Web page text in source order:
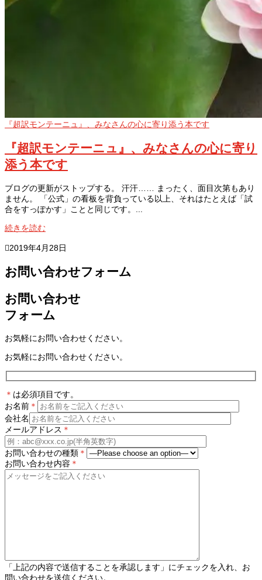
『超訳モンテーニュ』、みなさんの心に寄り添う本です
『超訳モンテーニュ』、みなさんの心に寄り
添う本です
ブログの更新がストップする。 汗汗…… まったく、面目次第もあり
ません。 「公式」の看板を背負っている以上、それはたとえば「試
合をすっぽかす」ことと同じです。...
続きを読む
2019年4月28日
お問い合わせフォーム
お問い合わせ
フォーム
お気軽にお問い合わせください。
お気軽にお問い合わせください。
＊ は必須項目です。
お名前 ＊
会社名
メールアドレス ＊
お問い合わせの種類 ＊
お問い合わせ内容 ＊
「上記の内容で送信することを承認します」にチェックを入れ、お
問い合わせを送信ください。